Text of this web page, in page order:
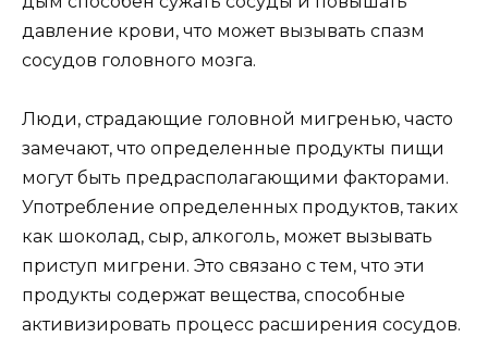
давление крови, что может вызывать спазм
сосудов головного мозга.
Люди, страдающие головной мигренью, часто
замечают, что определенные продукты пищи
могут быть предрасполагающими факторами.
Употребление определенных продуктов, таких
как шоколад, сыр, алкоголь, может вызывать
приступ мигрени. Это связано с тем, что эти
продукты содержат вещества, способные
активизировать процесс расширения сосудов.